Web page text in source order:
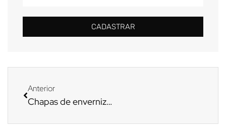
CADASTRAR
Anterior
Chapas de envernizamento sanam dores de quem usa blanquetas